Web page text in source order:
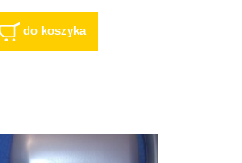
do koszyka